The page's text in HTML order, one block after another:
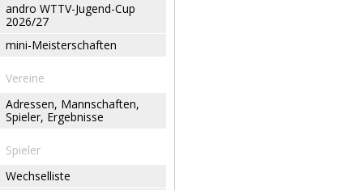
andro WTTV-Jugend-Cup
2026/27
mini-Meisterschaften
Vereine
Adressen, Mannschaften,
Spieler, Ergebnisse
Spieler
Wechselliste